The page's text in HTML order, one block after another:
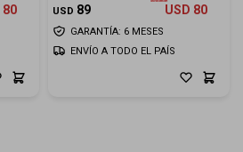
80 USD 89 USD 80
GARANTÍA: 6 MESES
ENVÍO A TODO EL PAÍS